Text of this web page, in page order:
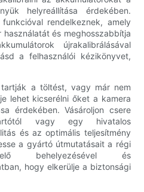
helyreállítása érdekében.
rendelkeznek, amely
és meghosszabbítja
újrakalibrálásával
a felhasználói kézikönyvet,
a töltést, vagy már nem
lehet kicserélni őket a kamera
érdekében. Vásároljon csere
vagy egy hivatalos
és az optimális teljesítmény
a gyártó útmutatásait a régi
behelyezésével és
hogy elkerülje a biztonsági